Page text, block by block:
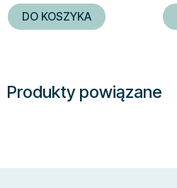
Produkty powiązane
DO KOSZYKA